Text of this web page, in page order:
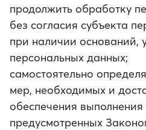
продолжить обработку
без согласия субъекта
при наличии оснований,
персональных данных;
самостоятельно
мер, необходимых и
обеспечения выполнения
предусмотренных